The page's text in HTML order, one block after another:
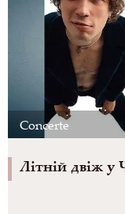
Concerte
Літній двіж у